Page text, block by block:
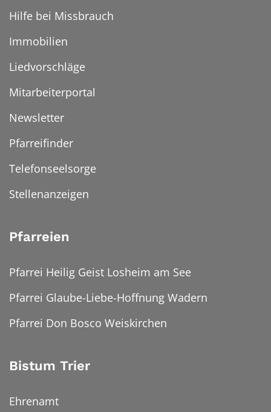
Hilfe bei Missbrauch
Immobilien
Liedvorschläge
Mitarbeiterportal
Newsletter
Pfarreifinder
Telefonseelsorge
Stellenanzeigen
Pfarreien
Pfarrei Heilig Geist Losheim am See
Pfarrei Glaube-Liebe-Hoffnung Wadern
Pfarrei Don Bosco Weiskirchen
Bistum Trier
Ehrenamt